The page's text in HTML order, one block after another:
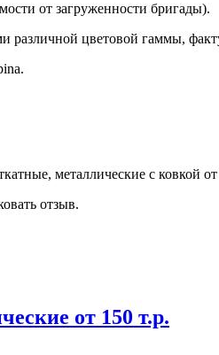
от загруженности бригады).
различной цветовой гаммы,
металлические с ковкой от
отзыв.
от 150 т.р.